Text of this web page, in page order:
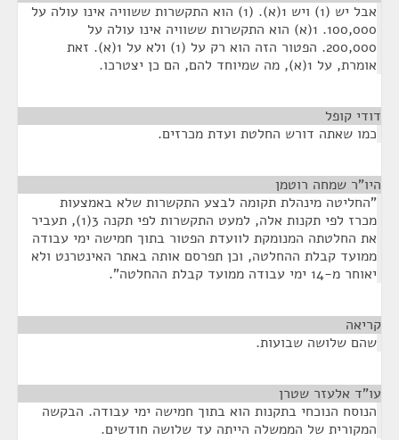
אבל יש (1) ויש 1(א). (1) הוא התקשרות ששוויה אינו עולה על
100,000. 1(א) הוא התקשרות ששוויה אינו עולה על
200,000. הפטור הזה הוא רק על (1) ולא על 1(א). זאת
אומרת, על 1(א), מה שמיוחד להם, הם כן יצטרכו.
דודי קופל
כמו שאתה דורש החלטת ועדת מכרזים.
היו"ר שמחה רוטמן
"החליטה מינהלת תקומה לבצע התקשרות שלא באמצעות
מכרז לפי תקנות אלה, למעט התקשרות לפי תקנה 3(1), תעביר
את החלטתה המנומקת לוועדת הפטור בתוך חמישה ימי עבודה
ממועד קבלת ההחלטה, וכן תפרסם אותה באתר האינטרנט ולא
יאוחר מ-14 ימי עבודה ממועד קבלת ההחלטה".
קריאה
שהם שלושה שבועות.
עו"ד אלעזר שטרן
הנוסח הנוכחי בתקנות הוא בתוך חמישה ימי עבודה. הבקשה
המקורית של הממשלה הייתה עד שלושה חודשים.